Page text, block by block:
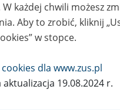
do siebie: eZUS,
e-wizyty,
W każdej chwili możesz
Aby to zrobić, kliknij
w stopce.
dla www.zus.pl
19.08.2024 r.